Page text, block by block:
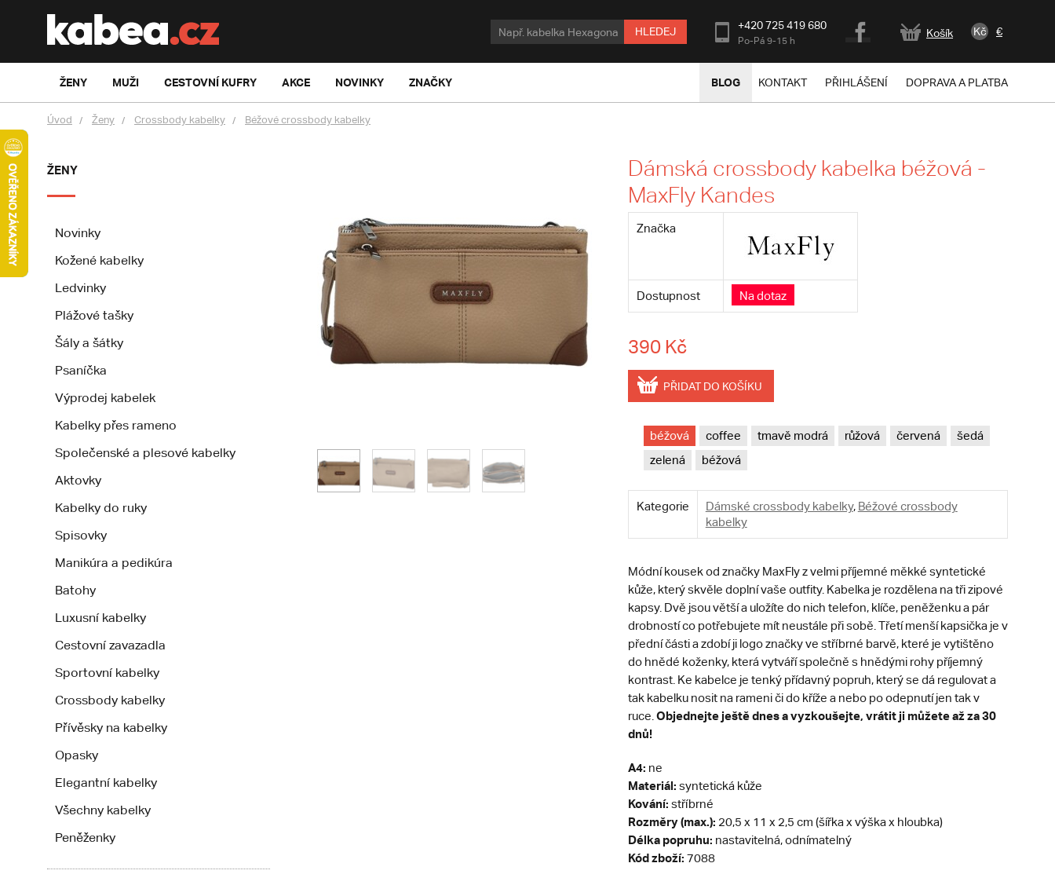
HLEDEJ +420 725 419 680
Po-Pá 9-15 h
Košík Kč €
ŽENY MUŽI CESTOVNÍ KUFRY AKCE NOVINKY ZNAČKY BLOG KONTAKT PŘIHLÁŠENÍ DOPRAVA A PLATBA
Úvod Ženy Crossbody kabelky Béžové crossbody kabelky
ŽENY
Novinky
Kožené kabelky
Ledvinky
Plážové tašky
Šály a šátky
Psaníčka
Výprodej kabelek
Kabelky přes rameno
Společenské a plesové kabelky
Aktovky
Kabelky do ruky
Spisovky
Manikúra a pedikúra
Batohy
Luxusní kabelky
Cestovní zavazadla
Sportovní kabelky
Crossbody kabelky
Přívěsky na kabelky
Opasky
Elegantní kabelky
Všechny kabelky
Peněženky
Dámská crossbody kabelka béžová -
MaxFly Kandes
Značka
Dostupnost Na dotaz
390 Kč
PŘIDAT DO KOŠÍKU
béžová coffee tmavě modrá růžová červená
šedá
zelená
béžová
Kategorie Dámské crossbody kabelky, Béžové crossbody
kabelky
Módní kousek od značky MaxFly z velmi příjemné měkké syntetické
kůže, který skvěle doplní vaše outfity. Kabelka je rozdělena na tři zipové
kapsy. Dvě jsou větší a uložíte do nich telefon, klíče, peněženku a pár
drobností co potřebujete mít neustále při sobě. Třetí menší kapsička je v
přední části a zdobí ji logo značky ve stříbrné barvě, které je vytištěno
do hnědé koženky, která vytváří společně s hnědými rohy příjemný
kontrast. Ke kabelce je tenký přídavný popruh, který se dá regulovat a
tak kabelku nosit na rameni či do kříže a nebo po odepnutí jen tak v
ruce. Objednejte ještě dnes a vyzkoušejte, vrátit ji můžete až za 30
dnů!
A4: ne
Materiál: syntetická kůže
Kování: stříbrné
Rozměry (max.): 20,5 x 11 x 2,5 cm (šířka x výška x hloubka)
Délka popruhu: nastavitelná, odnímatelný
Kód zboží: 7088